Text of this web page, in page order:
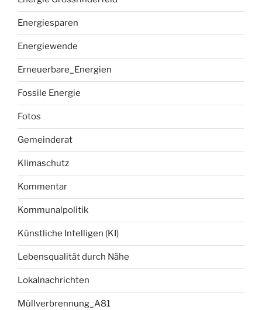
Energiesparen
Energiewende
Erneuerbare_Energien
Fossile Energie
Fotos
Gemeinderat
Klimaschutz
Kommentar
Kommunalpolitik
Künstliche Intelligen (KI)
Lebensqualität durch Nähe
Lokalnachrichten
Müllverbrennung_A81